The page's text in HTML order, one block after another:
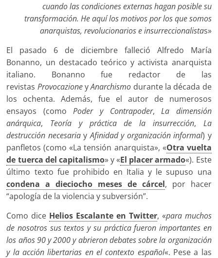
cuando las condiciones externas hagan posible su
transformación. He aquí los motivos por los que somos
anarquistas, revolucionarios e insurreccionalistas»
El pasado 6 de diciembre falleció Alfredo María
Bonanno, un destacado teórico y activista anarquista
italiano. Bonanno fue redactor de las
revistas ProvocazioneyAnarchismo durante la década de
los ochenta. Además, fue el autor de numerosos
ensayos (comoPoder y Contrapoder,La dimensión
anárquica, Teoría y práctica de la insurrección, La
destrucción necesariayAfinidad y organización informal) y
panfletos (como «La tensión anarquista», «Otra vuelta
de tuerca del capitalismo» y «El placer armado«). Este
último texto fue prohibido en Italia y le supuso una
condena a dieciocho meses de cárcel, por hacer
“apología de la violencia y subversión”.
Como dice Helios Escalante en Twitter, «para muchos
de nosotros sus textos y su práctica fueron importantes en
los años 90 y 2000 y abrieron debates sobre la organización
y la acción libertarias en el contexto español«. Pese a las